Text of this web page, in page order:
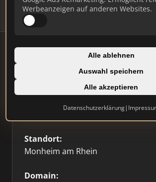
Werbeanzeigen auf anderen Websites.
Alle ablehnen
Auswahl speichern
Alle akzeptieren
Datenschutzerklärung|
Standort:
Monheim am Rhein
Domain: